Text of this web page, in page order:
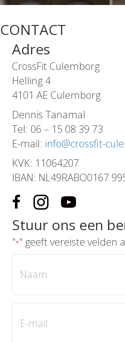
CONTACT
Adres
CrossFit Culemborg
Helling 4
4101 AE Culemborg
Dennis Tanamal
Tel: 06 – 15 08 39 73
E-mail: info@crossfit-
KVK: 11064207
IBAN: NL49RABO0167
Stuur ons een
"*" geeft vereiste velden